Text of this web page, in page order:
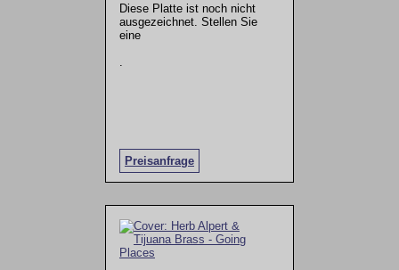
Diese Platte ist noch nicht
ausgezeichnet. Stellen Sie
eine
Preisanfrage